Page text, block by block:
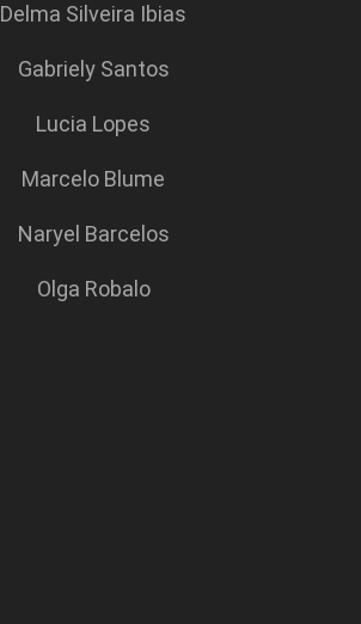
Delma Silveira Ibias
Gabriely Santos
Lucia Lopes
Marcelo Blume
Naryel Barcelos
Olga Robalo